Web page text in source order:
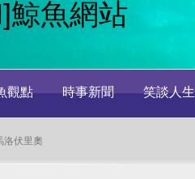
觀點 時事新聞 笑談人生
洛伏里奧